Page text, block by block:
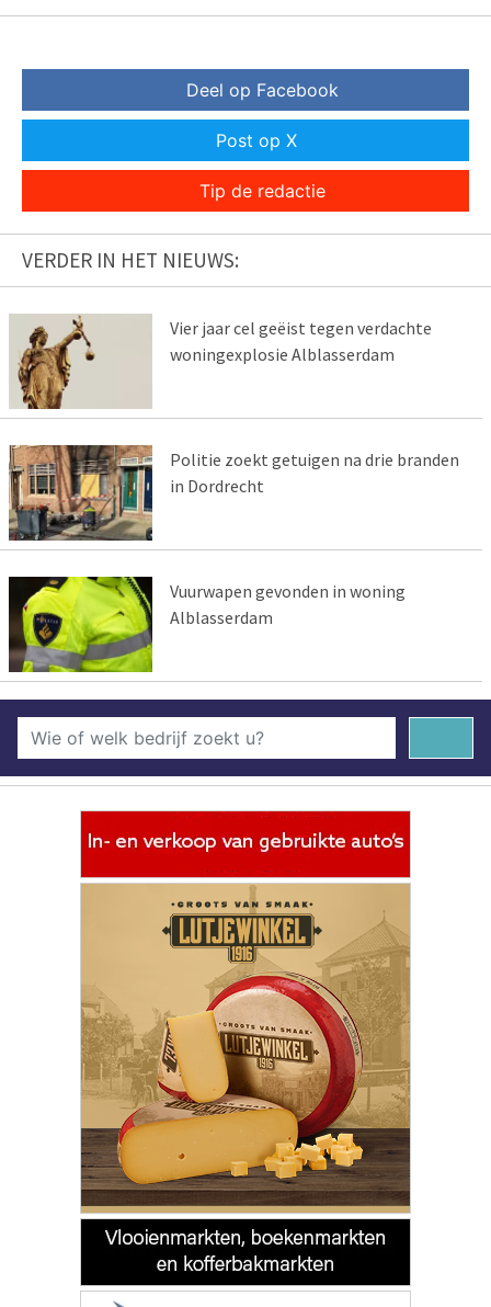
Deel op Facebook
Post op X
Tip de redactie
VERDER IN HET NIEUWS:
Vier jaar cel geëist tegen verdachte
woningexplosie Alblasserdam
Politie zoekt getuigen na drie branden
in Dordrecht
Vuurwapen gevonden in woning
Alblasserdam